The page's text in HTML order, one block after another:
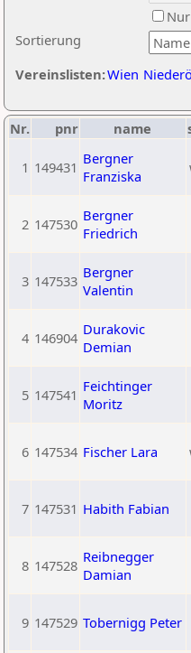
Sortierung
Vereinslisten:Wien
Nr. pnr name
1 149431 Bergner
Franziska
2 147530 Bergner
Friedrich
3 147533 Bergner
Valentin
4 146904 Durakovic
Demian
5 147541 Feichtinger
Moritz
6 147534 Fischer Lara
7 147531 Habith Fabian
8 147528 Reibnegger
Damian
9 147529 Tobernigg Peter